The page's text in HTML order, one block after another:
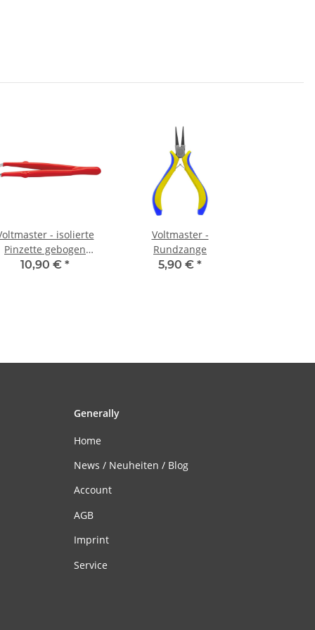
- isolierte
Pinzette gebogen
145mm
10,90 € *
Voltmaster -
Rundzange
5,90 € *
Generally
Home
News / Neuheiten / Blog
Account
AGB
Imprint
Service